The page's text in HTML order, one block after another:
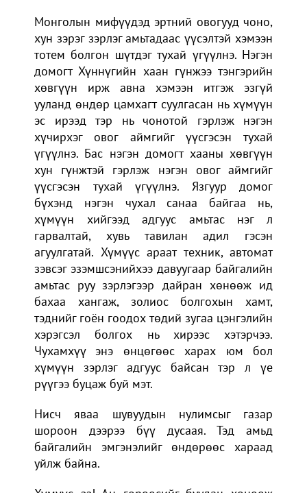
Монголын мифүүдэд эртний овогууд чоно,
хун зэрэг зэрлэг амьтадаас үүсэлтэй хэмээн
тотем болгон шүтдэг тухай үгүүлнэ. Нэгэн
домогт Хүннүгийн хаан гүнжээ тэнгэрийн
хөвгүүн ирж авна хэмээн итгэж эзгүй
ууланд өндөр цамхагт суулгасан нь хүмүүн
эс ирээд тэр нь чонотой гэрлэж нэгэн
хүчирхэг овог аймгийг үүсгэсэн тухай
үгүүлнэ. Бас нэгэн домогт хааны хөвгүүн
хун гүнжтэй гэрлэж нэгэн овог аймгийг
үүсгэсэн тухай үгүүлнэ. Язгуур домог
бүхэнд нэгэн чухал санаа байгаа нь,
хүмүүн хийгээд адгуус амьтас нэг л
гарвалтай, хувь тавилан адил гэсэн
агуулгатай. Хүмүүс араат техник, автомат
зэвсэг эзэмшсэнийхээ давуугаар байгалийн
амьтас руу зэрлэгээр дайран хөнөөж ид
бахаа хангаж, золиос болгохын хамт,
тэднийг гоён гоодох төдий зугаа цэнгэлийн
хэрэгсэл болгох нь хирээс хэтэрчээ.
Чухамхүү энэ өнцөгөөс харах юм бол
хүмүүн зэрлэг адгуус байсан тэр л үе
рүүгээ буцаж буй мэт.
Нисч яваа шувуудын нулимсыг газар
шороон дээрээ бүү дусаая. Тэд амьд
байгалийн эмгэнэлийг өндөрөөс хараад
уйлж байна.